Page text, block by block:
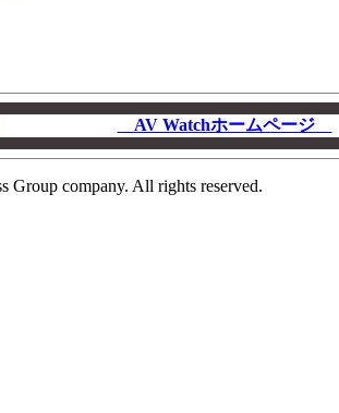
AV Watchホームページ
Group company. All rights reserved.